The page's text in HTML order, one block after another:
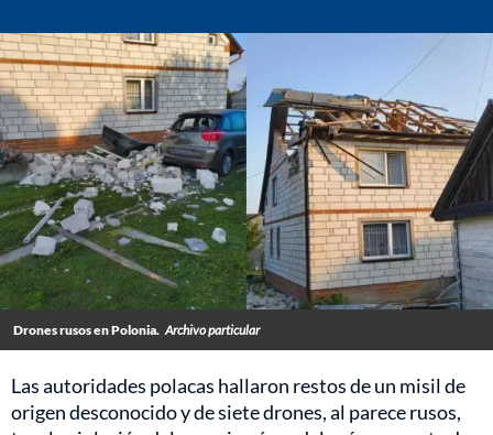
Drones rusos en Polonia. Archivo particular
Las autoridades polacas hallaron restos de un misil de
origen desconocido y de siete drones, al parece rusos,